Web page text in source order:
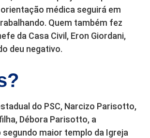
médica seguirá em
Quem também fez
da Casa Civil, Eron Giordani,
deu negativo.
do PSC, Narcizo Parisotto,
Débora Parisotto, a
segundo maior templo da Igreja